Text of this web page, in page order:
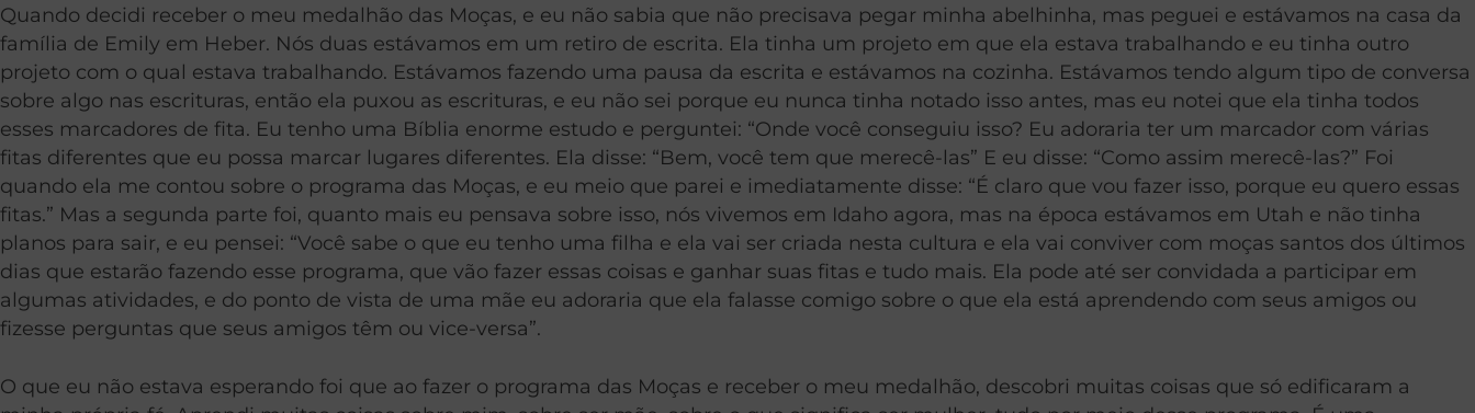
Quando decidi receber o meu medalhão das Moças, e eu não sabia que não precisava pegar minha abelhinha, mas peguei e estávamos na casa da
família de Emily em Heber. Nós duas estávamos em um retiro de escrita. Ela tinha um projeto em que ela estava trabalhando e eu tinha outro
projeto com o qual estava trabalhando. Estávamos fazendo uma pausa da escrita e estávamos na cozinha. Estávamos tendo algum tipo de conversa
sobre algo nas escrituras, então ela puxou as escrituras, e eu não sei porque eu nunca tinha notado isso antes, mas eu notei que ela tinha todos
esses marcadores de fita. Eu tenho uma Bíblia enorme estudo e perguntei: “Onde você conseguiu isso? Eu adoraria ter um marcador com várias
fitas diferentes que eu possa marcar lugares diferentes. Ela disse: “Bem, você tem que merecê-las” E eu disse: “Como assim merecê-las?” Foi
quando ela me contou sobre o programa das Moças, e eu meio que parei e imediatamente disse: “É claro que vou fazer isso, porque eu quero essas
fitas.” Mas a segunda parte foi, quanto mais eu pensava sobre isso, nós vivemos em Idaho agora, mas na época estávamos em Utah e não tinha
planos para sair, e eu pensei: “Você sabe o que eu tenho uma filha e ela vai ser criada nesta cultura e ela vai conviver com moças santos dos últimos
dias que estarão fazendo esse programa, que vão fazer essas coisas e ganhar suas fitas e tudo mais. Ela pode até ser convidada a participar em
algumas atividades, e do ponto de vista de uma mãe eu adoraria que ela falasse comigo sobre o que ela está aprendendo com seus amigos ou
fizesse perguntas que seus amigos têm ou vice-versa”.
O que eu não estava esperando foi que ao fazer o programa das Moças e receber o meu medalhão, descobri muitas coisas que só edificaram a